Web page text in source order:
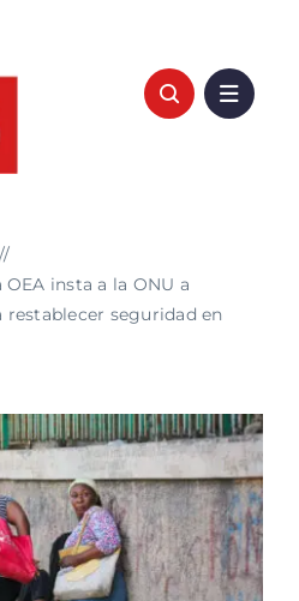
insta a la ONU a
restablecer seguridad en